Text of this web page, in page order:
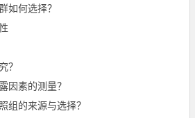
如何选择？
？
因素的测量？
组的来源与选择？